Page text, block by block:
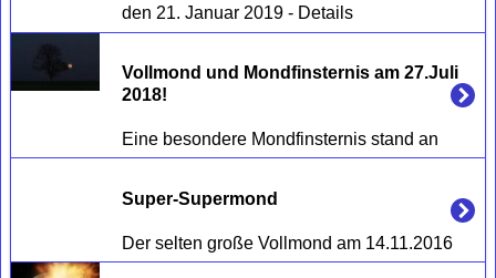
Vollmond und Mondfinsternis am 27.Juli
2018!
Super-Supermond